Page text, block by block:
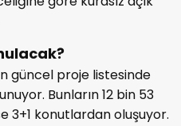
güncel proje listesinde
Bunların 12 bin 53
3+1 konutlardan oluşuyor.